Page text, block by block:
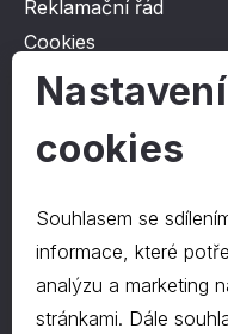
Reklamační řád
Cookies
Ochrana osobních
O společnosti
Kontakt
O nás
Kontakty
cookies
Souhlasem se
informace, které
analýzu a marketing
stránkami. Dále souhlasíte s předáním údajů třetím